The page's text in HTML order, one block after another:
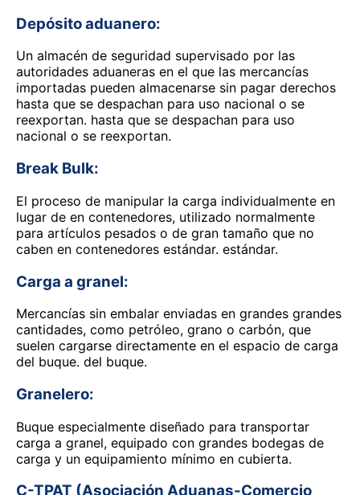
Depósito aduanero:
Un almacén de seguridad supervisado por las
autoridades aduaneras en el que las mercancías
importadas pueden almacenarse sin pagar derechos
hasta que se despachan para uso nacional o se
reexportan. hasta que se despachan para uso
nacional o se reexportan.
Break Bulk:
El proceso de manipular la carga individualmente en
lugar de en contenedores, utilizado normalmente
para artículos pesados o de gran tamaño que no
caben en contenedores estándar. estándar.
Carga a granel:
Mercancías sin embalar enviadas en grandes grandes
cantidades, como petróleo, grano o carbón, que
suelen cargarse directamente en el espacio de carga
del buque. del buque.
Granelero:
Buque especialmente diseñado para transportar
carga a granel, equipado con grandes bodegas de
carga y un equipamiento mínimo en cubierta.
C-TPAT (Asociación Aduanas-Comercio